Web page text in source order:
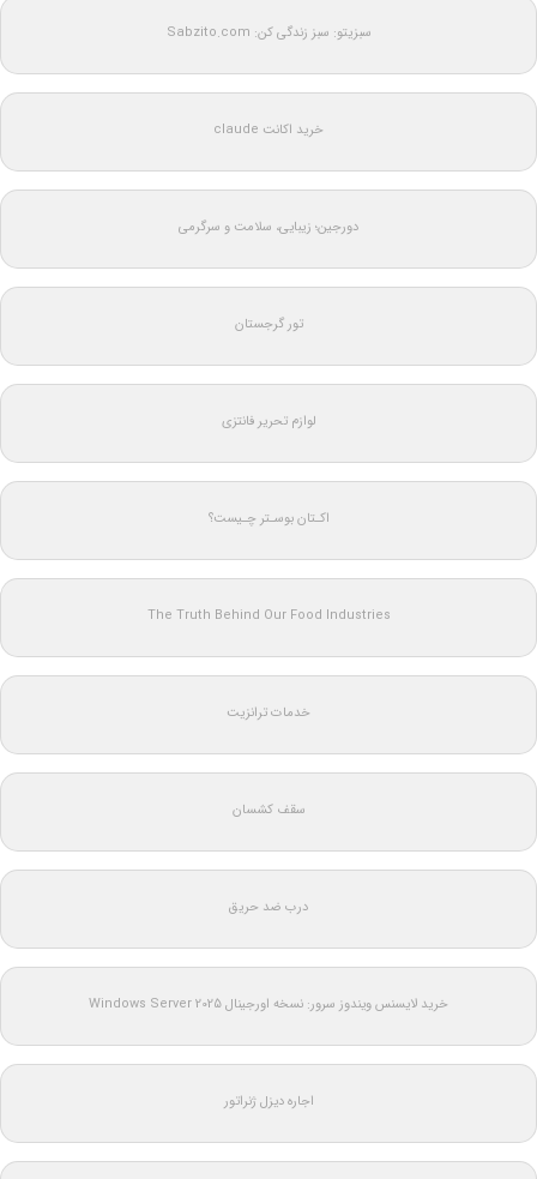
سبزیتو: سبز زندگی کن: Sabzito.com
خرید اکانت claude
دورجین؛ زیبایی، سلامت و سرگرمی
تور گرجستان
لوازم تحریر فانتزی
اکـتان بوسـتر چـیست؟
The Truth Behind Our Food Industries
خدمات ترانزیت
سقف کشسان
درب ضد حریق
خرید لایسنس ویندوز سرور: نسخه اورجینال Windows Server 2025
اجاره دیزل ژنراتور